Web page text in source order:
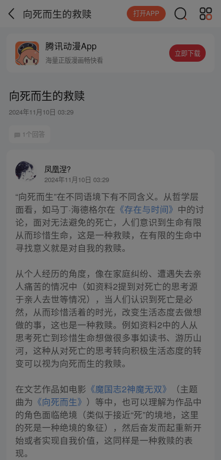
向死而生的救赎 打开APP
腾讯动漫App
海量正版漫画畅快看
立即下载
向死而生的救赎
2024年11月10日 03:29
1个回答
凤凰涅?
2024年11月10日 03:29
“向死而生”在不同语境下有不同含义。从哲学层
面看，如马丁·海德格尔在 《存在与时间》 中的讨
论，面对无法避免的死亡，人们意识到生命有限
从而珍惜生命，这是一种救赎，在有限的生命中
寻找意义就是对自我的救赎。
从个人经历的角度，像在家庭纠纷、遭遇失去亲
人痛苦的情况中（如资料2提到对死亡的思考源
于亲人去世等情况），当人们认识到死亡是必
然，从而珍惜活着的时光，改变生活态度去做想
做的事，这也是一种救赎。例如资料2中的人从
思考死亡到珍惜生命想做很多事如读书、游历山
河，这种从对死亡的思考转向积极生活态度的转
变可以视为向死而生的救赎。
在文艺作品如电影 《魔国志2神魔无双》
（主题
曲为 《向死而生》 ）等中，也可以理解为作品中
的角色面临绝境（类似于接近“死”的境地，这里
的死是一种绝境的象征），然后奋发而起重新开
始或者实现自我价值，这同样是一种救赎的表
现。